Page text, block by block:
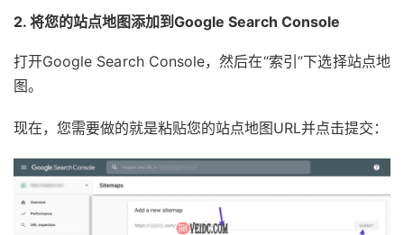
2. 将您的站点地图添加到Google Search Console
打开Google Search Console，然后在“索引”下选择站点地
图。
现在，您需要做的就是粘贴您的站点地图URL并点击提交：